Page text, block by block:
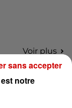
Voir plus
pour le
2026
notre
sans accepter